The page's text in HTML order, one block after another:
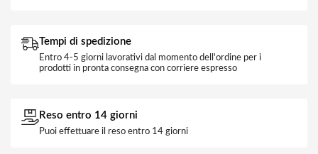
Tempi di spedizione
Entro 4-5 giorni lavorativi dal momento dell'ordine per i
prodotti in pronta consegna con corriere espresso
Reso entro 14 giorni
Puoi effettuare il reso entro 14 giorni